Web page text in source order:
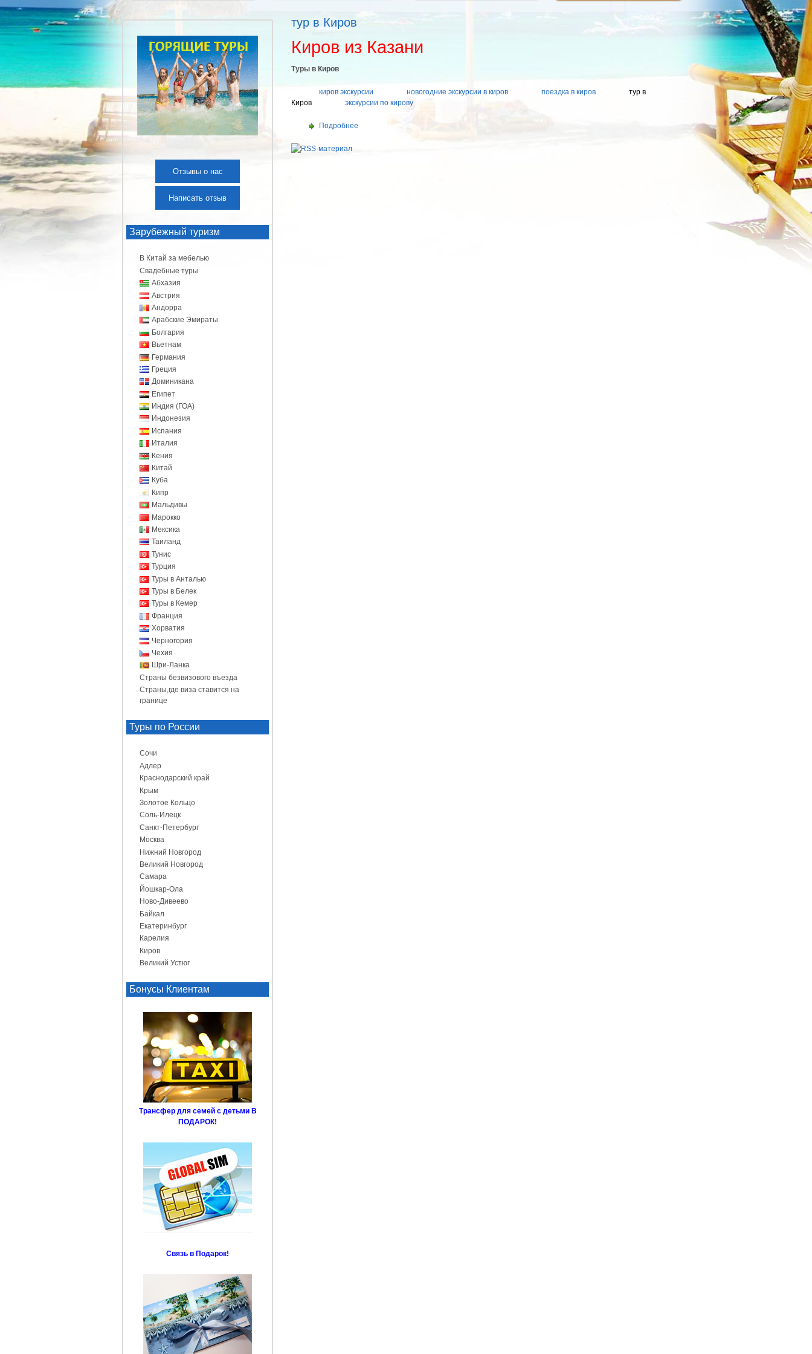
тур в Киров
Киров из Казани
Туры в Киров
киров экскурсии новогодние экскурсии в киров поездка в киров
тур в
Киров
экскурсии по кирову
Подробнее
Отзывы о нас
Написать отзыв
Зарубежный туризм
В Китай за мебелью
Свадебные туры
Абхазия
Австрия
Андорра
Арабские Эмираты
Болгария
Вьетнам
Германия
Греция
Доминикана
Египет
Индия (ГОА)
Индонезия
Испания
Италия
Кения
Китай
Куба
Кипр
Мальдивы
Марокко
Мексика
Таиланд
Тунис
Турция
Туры в Анталью
Туры в Белек
Туры в Кемер
Франция
Хорватия
Черногория
Чехия
Шри-Ланка
Страны безвизового въезда
Страны,где виза ставится на
границе
Туры по России
Сочи
Адлер
Краснодарский край
Крым
Золотое Кольцо
Соль-Илецк
Санкт-Петербург
Москва
Нижний Новгород
Великий Новгород
Самара
Йошкар-Ола
Ново-Дивеево
Байкал
Екатеринбург
Карелия
Киров
Великий Устюг
Бонусы Клиентам
Трансфер для семей с детьми В
ПОДАРОК!
Связь в Подарок!